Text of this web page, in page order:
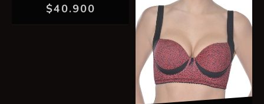
$40.900